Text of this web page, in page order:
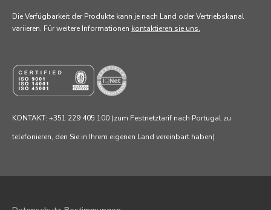
Die Verfügbarkeit der Produkte kann je nach Land oder Vertriebskanal
variieren. Für weitere Informationen kontaktieren sie uns.
KONTAKT: +351 229 405 100 (zum Festnetztarif nach Portugal zu
telefonieren, den Sie in Ihrem eigenen Land vereinbart haben)